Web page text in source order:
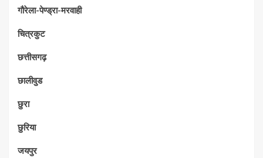
गौरेला-पेण्ड्रा-मरवाही
चित्रकुट
छत्तीसगढ़
छालीवुड
छुरा
छुरिया
जयपुर